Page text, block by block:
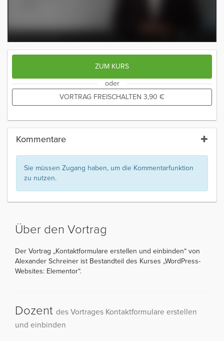
ZUM KURS
oder
VORTRAG FREISCHALTEN 3,90 €
Kommentare
Sie müssen Zugang haben, um die Kommentarfunktion
zu nutzen.
Über den Vortrag
Der Vortrag „Kontaktformulare erstellen und einbinden“ von
Alexander Schreiner ist Bestandteil des Kurses „WordPress-
Websites: Elementor“.
Dozent des Vortrages Kontaktformulare erstellen
und einbinden